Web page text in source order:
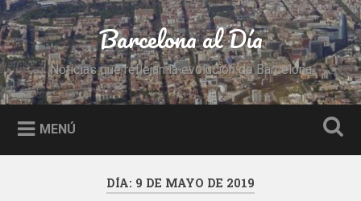
Saltar
al
contenido
Buscar Barcelona al Día
Noticias que reflejan la evolución de Barcelona
MENÚ
DÍA: 9 DE MAYO DE 2019